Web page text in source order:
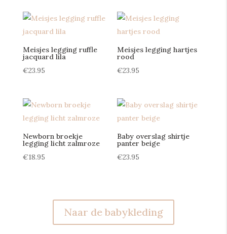
Meisjes legging ruffle
jacquard lila
€23.95
Meisjes legging hartjes
rood
€23.95
Newborn broekje
legging licht zalmroze
€18.95
Baby overslag shirtje
panter beige
€23.95
Naar de babykleding